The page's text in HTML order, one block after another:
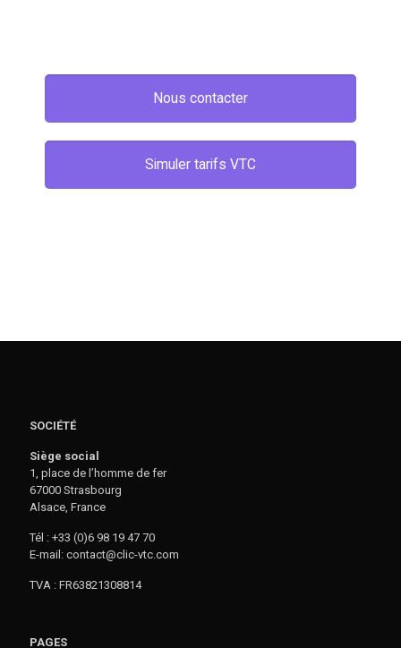
Nous contacter
Simuler tarifs VTC
SOCIÉTÉ
Siège social
1, place de l’homme de fer
67000 Strasbourg
Alsace, France
Tél : +33 (0)6 98 19 47 70
E-mail: contact@clic-vtc.com
TVA : FR63821308814
PAGES